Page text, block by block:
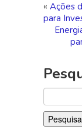
« Ações
para
Pesquisar
por: